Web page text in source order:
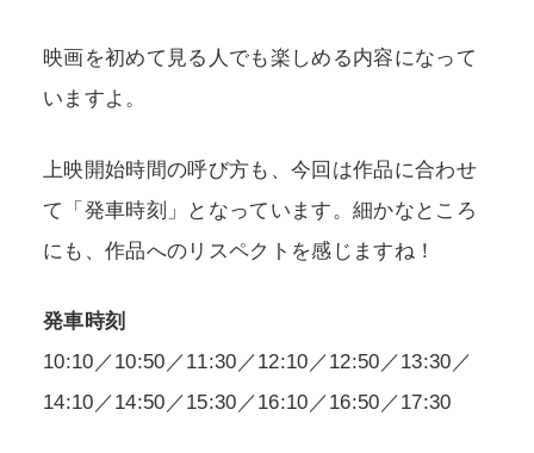
映画を初めて見る人でも楽しめる内容になって
いますよ。
上映開始時間の呼び方も、今回は作品に合わせ
て「発車時刻」となっています。細かなところ
にも、作品へのリスペクトを感じますね！
発車時刻
10:10／10:50／11:30／12:10／12:50／13:30／
14:10／14:50／15:30／16:10／16:50／17:30